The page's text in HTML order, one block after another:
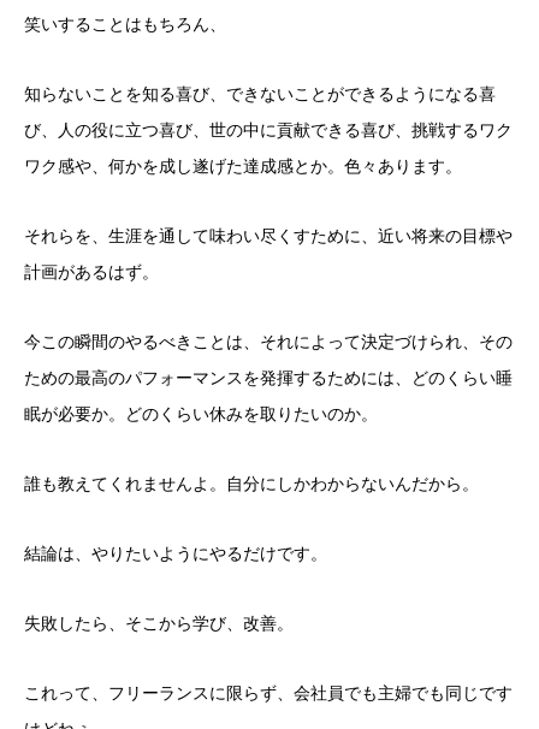
笑いすることはもちろん、
知らないことを知る喜び、できないことができるようになる喜
び、人の役に立つ喜び、世の中に貢献できる喜び、挑戦するワク
ワク感や、何かを成し遂げた達成感とか。色々あります。
それらを、生涯を通して味わい尽くすために、近い将来の目標や
計画があるはず。
今この瞬間のやるべきことは、それによって決定づけられ、その
ための最高のパフォーマンスを発揮するためには、どのくらい睡
眠が必要か。どのくらい休みを取りたいのか。
誰も教えてくれませんよ。自分にしかわからないんだから。
結論は、やりたいようにやるだけです。
失敗したら、そこから学び、改善。
これって、フリーランスに限らず、会社員でも主婦でも同じです